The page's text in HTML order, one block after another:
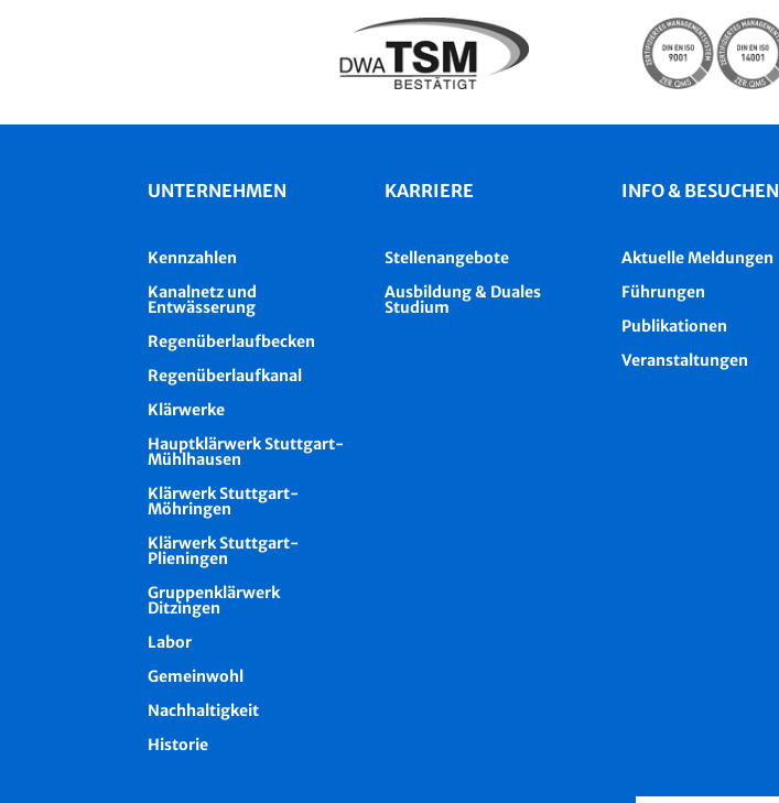
UNTERNEHMEN
Kennzahlen
Kanalnetz und
Entwässerung
Regenüberlaufbecken
Regenüberlaufkanal
Klärwerke
Hauptklärwerk Stuttgart-
Mühlhausen
Klärwerk Stuttgart-
Möhringen
Klärwerk Stuttgart-
Plieningen
Gruppenklärwerk
Ditzingen
Labor
Gemeinwohl
Nachhaltigkeit
Historie
KARRIERE
Stellenangebote
Ausbildung & Duales
Studium
INFO & BESUCHEN
Aktuelle Meldungen
Führungen
Publikationen
Veranstaltungen